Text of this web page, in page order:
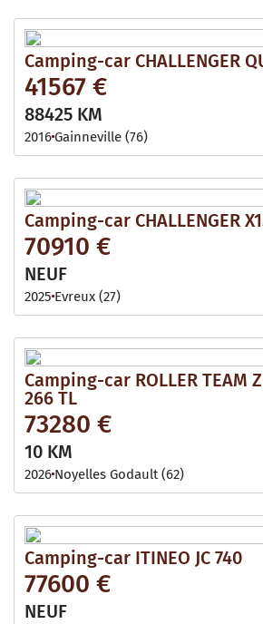
Camping-car CHALLENGER
41567 €
88425 KM
2016Gainneville (76)
Camping-car CHALLENGER
70910 €
NEUF
2025 Evreux (27)
Camping-car ROLLER TEAM
266 TL
73280 €
10 KM
2026 Noyelles Godault (62)
Camping-car ITINEO JC 740
77600 €
NEUF